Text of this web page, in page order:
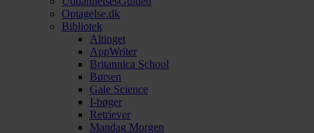
Optagelse.dk
Bibliotek
Altinget
AppWriter
Britannica School
Børsen
Gale Science
I-bøger
Retriever
Mandag Morgen